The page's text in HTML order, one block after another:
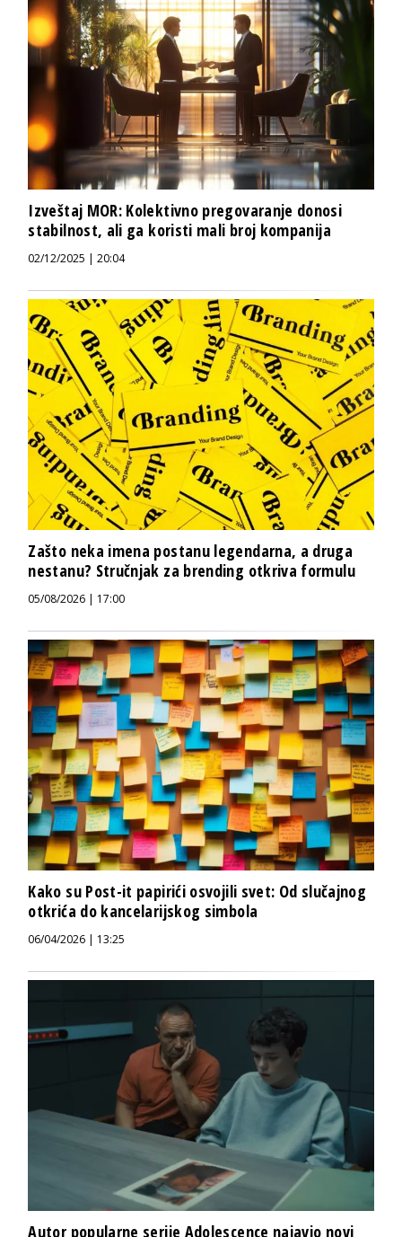
Izveštaj MOR: Kolektivno pregovaranje donosi
stabilnost, ali ga koristi mali broj kompanija
02/12/2025 | 20:04
Zašto neka imena postanu legendarna, a druga
nestanu? Stručnjak za brending otkriva formulu
05/08/2026 | 17:00
Kako su Post-it papirići osvojili svet: Od slučajnog
otkrića do kancelarijskog simbola
06/04/2026 | 13:25
Autor popularne serije Adolescence najavio novi